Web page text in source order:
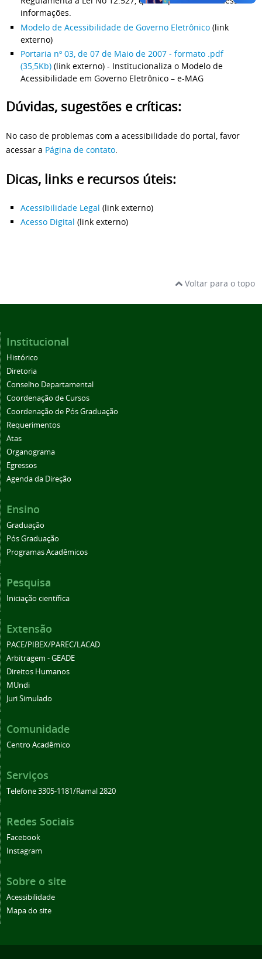
informações.
Modelo de Acessibilidade de Governo Eletrônico (link
externo)
Portaria nº 03, de 07 de Maio de 2007 - formato .pdf
(35,5Kb) (link externo) - Institucionaliza o Modelo de
Acessibilidade em Governo Eletrônico – e-MAG
Dúvidas, sugestões e críticas:
No caso de problemas com a acessibilidade do portal, favor
acessar a Página de contato.
Dicas, links e recursos úteis:
Acessibilidade Legal (link externo)
Acesso Digital (link externo)
Voltar para o topo
Institucional
Histórico
Diretoria
Conselho Departamental
Coordenação de Cursos
Coordenação de Pós Graduação
Requerimentos
Atas
Organograma
Egressos
Agenda da Direção
Ensino
Graduação
Pós Graduação
Programas Acadêmicos
Pesquisa
Iniciação científica
Extensão
PACE/PIBEX/PAREC/LACAD
Arbitragem - GEADE
Direitos Humanos
MUndi
Juri Simulado
Comunidade
Centro Acadêmico
Serviços
Telefone 3305-1181/Ramal 2820
Redes Sociais
Facebook
Instagram
Sobre o site
Acessibilidade
Mapa do site